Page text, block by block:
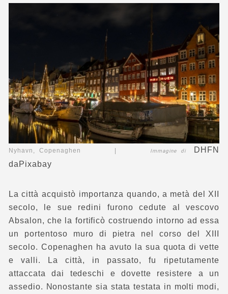
Nyhavn, Copenaghen | Immagine di
DHFN
da Pixabay
La città acquistò importanza quando, a metà del XII
secolo, le sue redini furono cedute al vescovo
Absalon, che la fortificò costruendo intorno ad essa
un portentoso muro di pietra nel corso del XIII
secolo. Copenaghen ha avuto la sua quota di vette
e valli. La città, in passato, fu ripetutamente
attaccata dai tedeschi e dovette resistere a un
assedio. Nonostante sia stata testata in molti modi,